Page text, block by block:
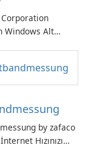
Windows Alt
sorunsuz
için
by zafaco
Hızınızı